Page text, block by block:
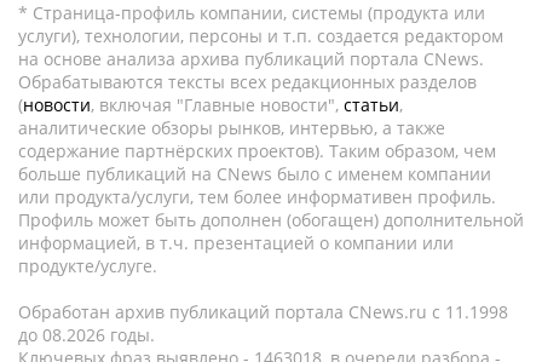
* Страница-профиль компании, системы (продукта или
услуги), технологии, персоны и т.п. создается редактором
на основе анализа архива публикаций портала CNews.
Обрабатываются тексты всех редакционных разделов
(новости, включая "Главные новости", статьи,
аналитические обзоры рынков, интервью, а также
содержание партнёрских проектов). Таким образом, чем
больше публикаций на CNews было с именем компании
или продукта/услуги, тем более информативен профиль.
Профиль может быть дополнен (обогащен) дополнительной
информацией, в т.ч. презентацией о компании или
продукте/услуге.
Обработан архив публикаций портала CNews.ru c 11.1998
до 08.2026 годы.